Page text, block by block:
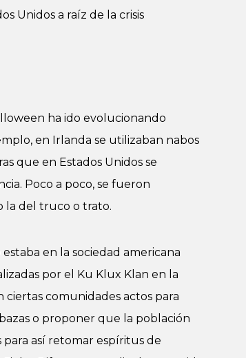
Unidos a raíz de la crisis
ha ido evolucionando
en Irlanda se utilizaban nabos
que en Estados Unidos se
Poco a poco, se fueron
la del truco o trato.
en la sociedad americana
por el Ku Klux Klan en la
comunidades actos para
o proponer que la población
así retomar espíritus de